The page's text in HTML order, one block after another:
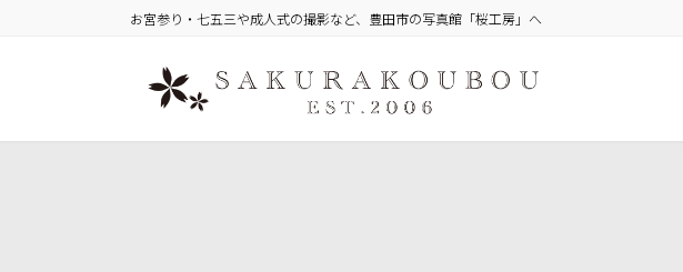
へ
ョ
お宮参り・七五三や成人式の撮影など、豊田市の写真館「桜工房」へ